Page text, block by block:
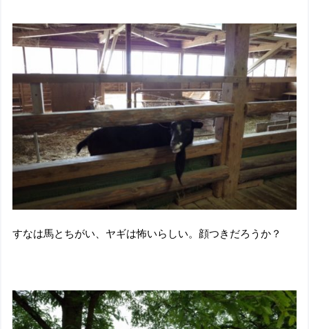
すなは馬とちがい、ヤギは怖いらしい。顔つきだろうか？